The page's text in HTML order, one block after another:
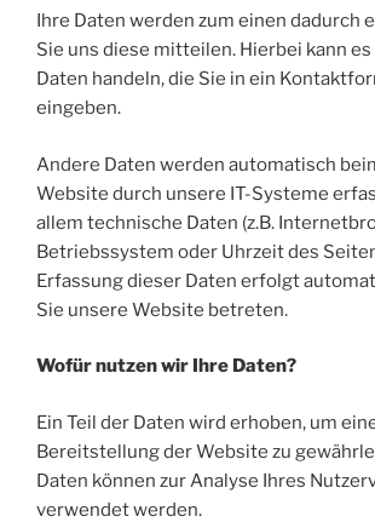
Ihre Daten werden zum einen dadurch
Sie uns diese mitteilen. Hierbei kann es
Daten handeln, die Sie in ein
eingeben.
Andere Daten werden automatisch
Website durch unsere IT-Systeme
allem technische Daten (z.B.
Betriebssystem oder Uhrzeit des
Erfassung dieser Daten erfolgt
Sie unsere Website betreten.
Wofür nutzen wir Ihre Daten?
Ein Teil der Daten wird erhoben, um
Bereitstellung der Website zu
Daten können zur Analyse Ihres
verwendet werden.